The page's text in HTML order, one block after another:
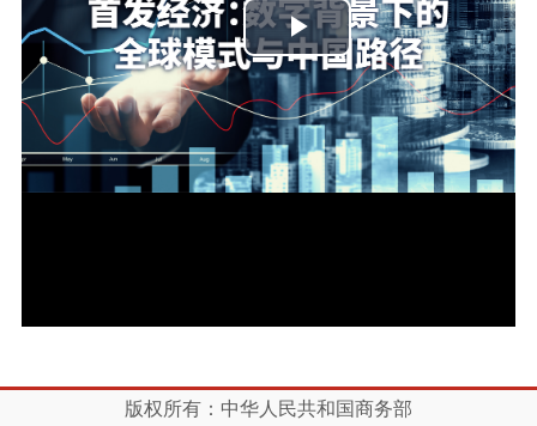
播
放
视
版权所有：中华人民共和国商务部